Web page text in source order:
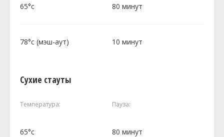
65°c 80 минут
78°c (мэш-аут) 10 минут
Сухие стауты
Температура: Пауза:
65°c 80 минут